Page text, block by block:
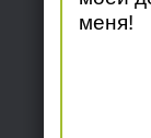
меня!